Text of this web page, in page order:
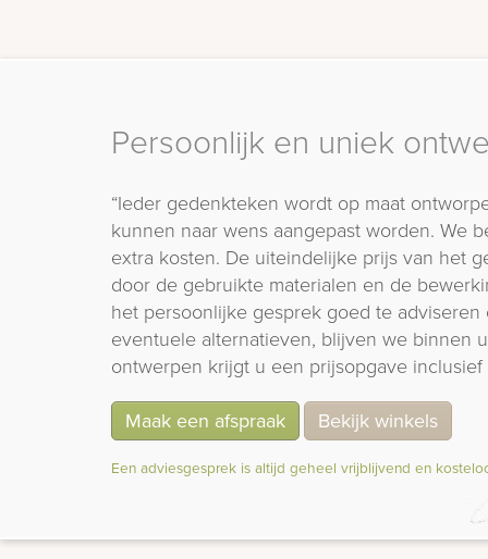
Persoonlijk en uniek
“Ieder gedenkteken wordt op maat
kunnen naar wens aangepast worden. We
extra kosten. De uiteindelijke prijs van het
door de gebruikte materialen en de
het persoonlijke gesprek goed te
eventuele alternatieven, blijven we binnen
ontwerpen krijgt u een prijsopgave inclusief
Maak een afspraak Bekijk winkels
Een adviesgesprek is altijd geheel vrijblijvend en